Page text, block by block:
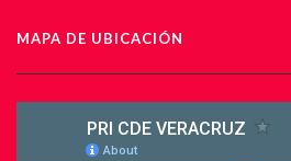
MAPA DE UBICACIÓN